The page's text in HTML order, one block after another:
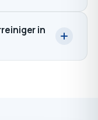
in